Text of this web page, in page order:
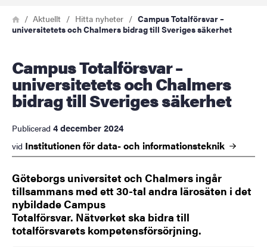
Länkstig
HemAktuellt Hitta nyheter
Campus Totalförsvar –
universitetets och Chalmers bidrag till Sveriges säkerhet
Campus Totalförsvar –
universitetets och Chalmers
bidrag till Sveriges säkerhet
Publicerad 4 december 2024
vid Institutionen för data- och informationsteknik
Göteborgs universitet och Chalmers ingår
tillsammans med ett 30-tal andra lärosäten i det
nybildade Campus
Totalförsvar. Nätverket ska bidra till
totalförsvarets kompetensförsörjning.